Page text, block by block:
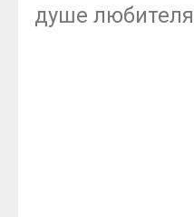
душе